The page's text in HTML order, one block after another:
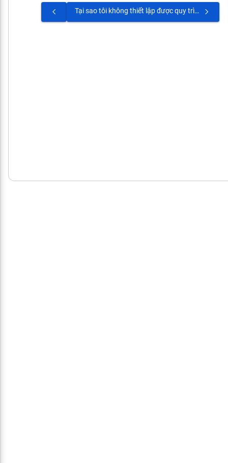
Tại sao tôi không thiết lập được quy trình duyệt cho kỳ đánh giá?